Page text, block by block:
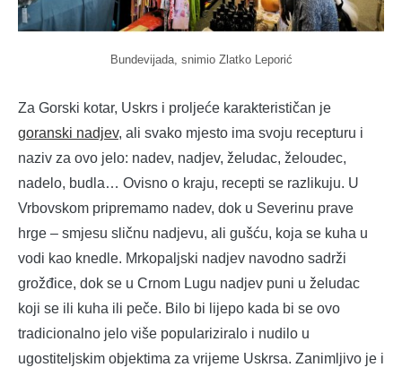
Bundevijada, snimio Zlatko Leporić
Za Gorski kotar, Uskrs i proljeće karakterističan je
goranski nadjev, ali svako mjesto ima svoju recepturu i
naziv za ovo jelo: nadev, nadjev, želudac, želoudec,
nadelo, budla… Ovisno o kraju, recepti se razlikuju. U
Vrbovskom pripremamo nadev, dok u Severinu prave
hrge – smjesu sličnu nadjevu, ali gušću, koja se kuha u
vodi kao knedle. Mrkopaljski nadjev navodno sadrži
grožđice, dok se u Crnom Lugu nadjev puni u želudac
koji se ili kuha ili peče. Bilo bi lijepo kada bi se ovo
tradicionalno jelo više populariziralo i nudilo u
ugostiteljskim objektima za vrijeme Uskrsa. Zanimljivo je i